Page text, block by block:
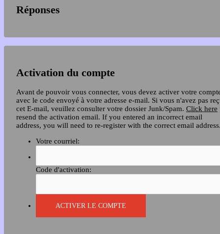
Réponses
Activation du compte
Avant de pouvoir vous connecter, vous devez activer votre
avec le code envoyé à votre adresse e-mail. Si vous n'avez pas
cet E-mail, veuillez consulter votre dossier Junk/Spam. Click here
resend the activation email. If you entered an incorrect email
address, you will need to re-register with the correct email
Votre courriel:
Code d'activation: